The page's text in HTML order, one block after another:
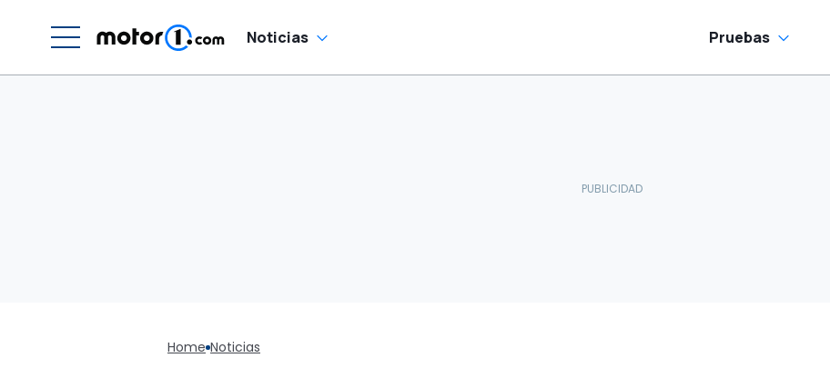
Noticias Pruebas
Home Noticias